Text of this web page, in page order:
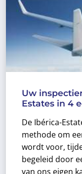
Uw
Estates in 4
De Ibérica-
methode om
wordt voor,
begeleid door
van ons eigen